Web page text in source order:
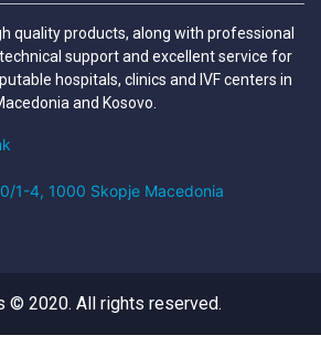
quality products, along with professional
support and excellent service for
hospitals, clinics and IVF centers in
and Kosovo.
1-4, 1000 Skopje Macedonia
© 2020. All rights reserved.